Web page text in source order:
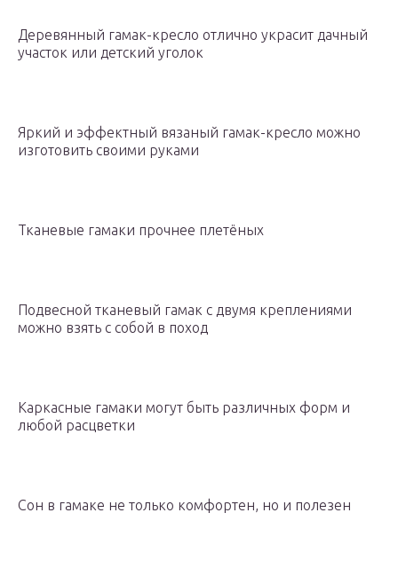
Деревянный гамак-кресло отлично украсит дачный
участок или детский уголок
Яркий и эффектный вязаный гамак-кресло можно
изготовить своими руками
Тканевые гамаки прочнее плетёных
Подвесной тканевый гамак с двумя креплениями
можно взять с собой в поход
Каркасные гамаки могут быть различных форм и
любой расцветки
Сон в гамаке не только комфортен, но и полезен